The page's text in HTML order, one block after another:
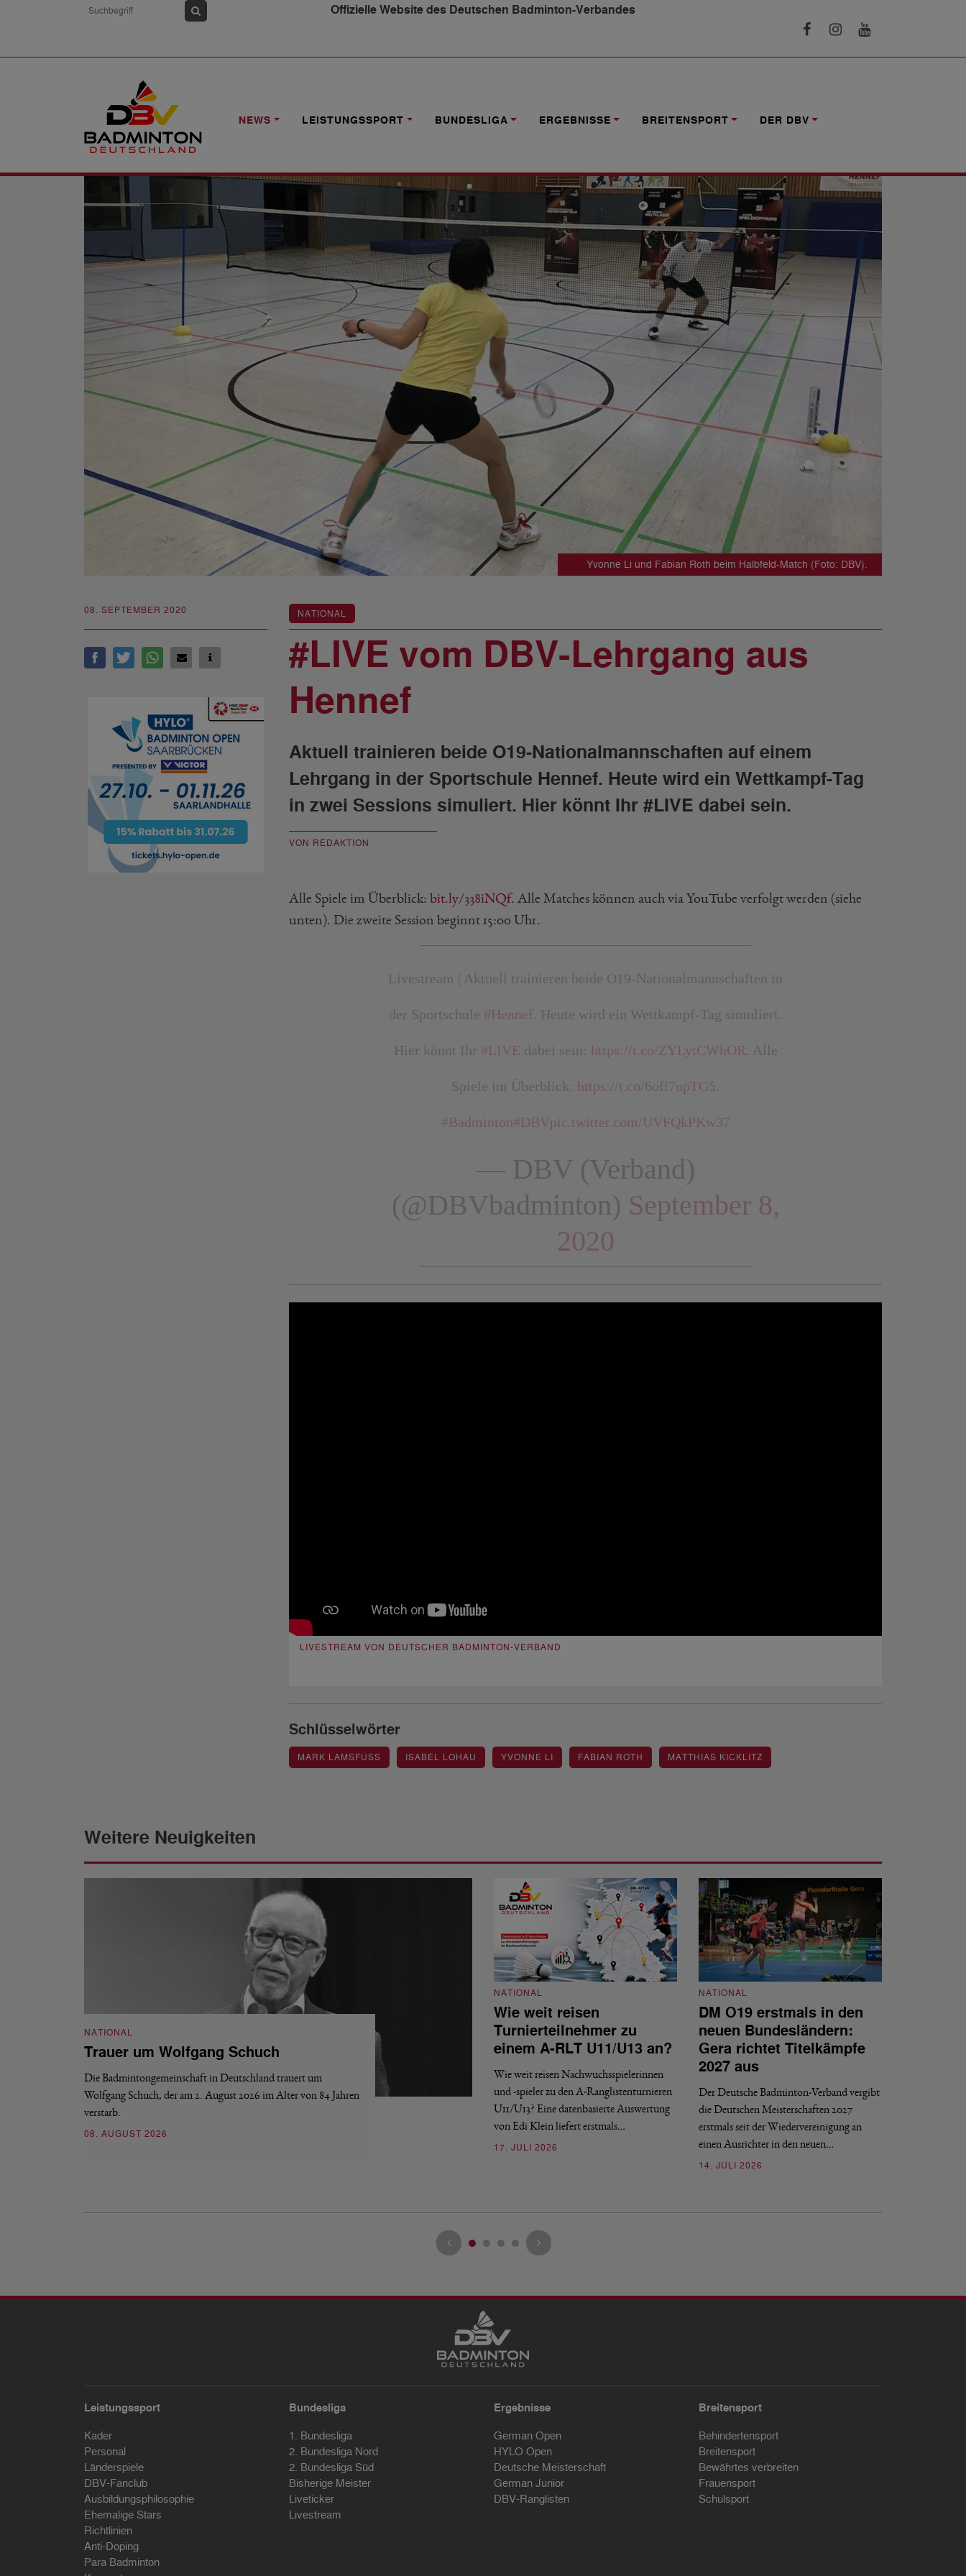
Offizielle Website des Deutschen Badminton-Verbandes
NEWS LEISTUNGSSPORT BUNDESLIGA ERGEBNISSE BREITENSPORT DER DBV
NEWS
Yvonne Li und Fabian Roth beim Halbfeld-Match (Foto: DBV).
08. SEPTEMBER 2020 NATIONAL
#LIVE vom DBV-Lehrgang aus
Hennef
Aktuell trainieren beide O19-Nationalmannschaften auf einem
Lehrgang in der Sportschule Hennef. Heute wird ein Wettkampf-Tag
in zwei Sessions simuliert. Hier könnt Ihr #LIVE dabei sein.
VON REDAKTION
Alle Spiele im Überblick: bit.ly/338iNQf. Alle Matches können auch via YouTube verfolgt werden (siehe
unten). Die zweite Session beginnt 15:00 Uhr.
Livestream | Aktuell trainieren beide O19-Nationalmannschaften in
der Sportschule #Hennef. Heute wird ein Wettkampf-Tag simuliert.
Hier könnt Ihr #LIVE dabei sein: https://t.co/ZYLytCWhOR. Alle
Spiele im Überblick: https://t.co/6ofl7upTG5.
#Badminton#DBVpic.twitter.com/UVFQkPKw37
— DBV (Verband)
(@DBVbadminton) September 8,
2020
LIVESTREAM VON DEUTSCHER BADMINTON-VERBAND
Schlüsselwörter
MARK LAMSFUSS ISABEL LOHAU YVONNE LI FABIAN ROTH MATTHIAS KICKLITZ
Weitere Neuigkeiten
NATIONAL
Trauer um Wolfgang Schuch
Die Badmintongemeinschaft in Deutschland trauert um
Wolfgang Schuch, der am 2. August 2026 im Alter von 84 Jahren
verstarb.
08. AUGUST 2026
NATIONAL
Wie weit reisen
Turnierteilnehmer zu
einem A-RLT U11/U13 an?
Wie weit reisen Nachwuchsspielerinnen
und -spieler zu den A-Ranglistenturnieren
U11/U13? Eine datenbasierte Auswertung
von Edi Klein liefert erstmals…
17. JULI 2026
NATIONAL
DM O19 erstmals in den
neuen Bundesländern:
Gera richtet Titelkämpfe
2027 aus
Der Deutsche Badminton-Verband vergibt
die Deutschen Meisterschaften 2027
erstmals seit der Wiedervereinigung an
einen Ausrichter in den neuen…
14. JULI 2026
Leistungssport
Kader
Personal
Länderspiele
DBV-Fanclub
Ausbildungsphilosophie
Ehemalige Stars
Richtlinien
Anti-Doping
Para Badminton
Bundesliga
1. Bundesliga
2. Bundesliga Nord
2. Bundesliga Süd
Bisherige Meister
Liveticker
Livestream
Ergebnisse
German Open
HYLO Open
Deutsche Meisterschaft
German Junior
DBV-Ranglisten
Breitensport
Behindertensport
Breitensport
Bewährtes verbreiten
Frauensport
Schulsport